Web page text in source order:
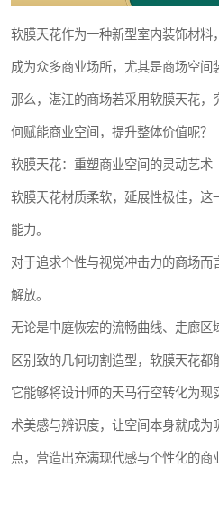
软膜天花作为一种新型室内装饰材
成为众多商业场所，尤其是商场空间
那么，湛江的商场若采用软膜天花，
何赋能商业空间，提升整体价值呢？
软膜天花：重塑商业空间的灵动艺术
软膜天花材质柔软，延展性极佳，这
能力。
对于追求个性与视觉冲击力的商场
解放。
无论是中庭恢宏的流畅曲线、走廊
区别致的几何切割造型，软膜天花都
它能够将设计师的天马行空转化为
术美感与辨识度，让空间本身就成
点，营造出充满现代感与个性化的商